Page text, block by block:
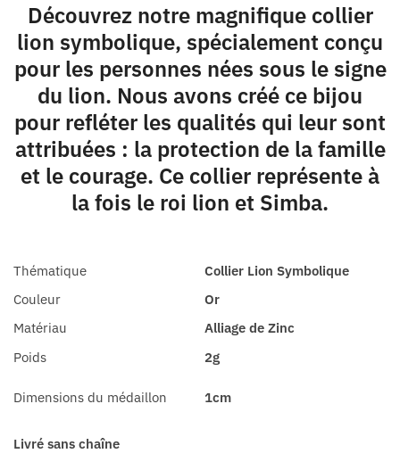
Découvrez notre magnifique collier
lion symbolique, spécialement conçu
pour les personnes nées sous le signe
du lion. Nous avons créé ce bijou
pour refléter les qualités qui leur sont
attribuées : la protection de la famille
et le courage. Ce collier représente à
la fois le roi lion et Simba.
Thématique
Collier Lion Symbolique
Couleur
Or
Matériau
Alliage de Zinc
Poids
Dimensions du médaillon
2g
1cm
Livré sans chaîne